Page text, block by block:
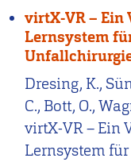
virtX-VR –
Lernsystem
Dresing, K.,
C., Bott, O.,
virtX-VR – Ein
Lernsystem